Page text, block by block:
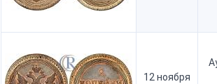
12 ноября